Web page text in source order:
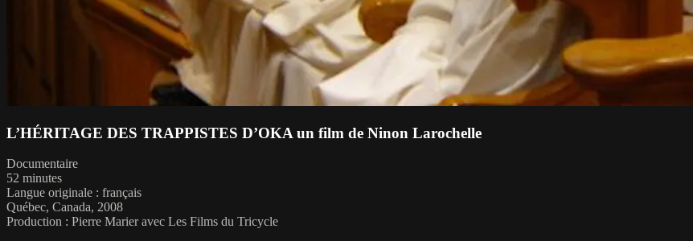
L’HÉRITAGE DES TRAPPISTES D’OKA un film de Ninon Larochelle
Documentaire
52 minutes
Langue originale : français
Québec, Canada, 2008
Production : Pierre Marier avec Les Films du Tricycle